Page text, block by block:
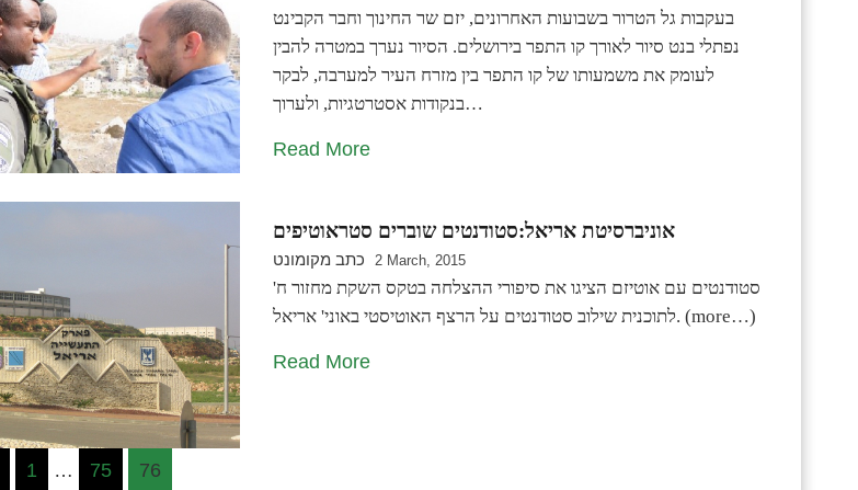
בעקבות גל הטרור בשבועות האחרונים, יזם שר החינוך וחבר הקבינט
נפתלי בנט סיור לאורך קו התפר בירושלים. הסיור נערך במטרה להבין
לעומק את משמעותו של קו התפר בין מזרח העיר למערבה, לבקר
בנקודות אסטרטגיות, ולערוך…
Read More
אוניברסיטת אריאל:סטודנטים שוברים סטראוטיפים
כתב מקומונט 2 March, 2015
סטודנטים עם אוטיזם הציגו את סיפורי ההצלחה בטקס השקת מחזור ח'
לתוכנית שילוב סטודנטים על הרצף האוטיסטי באוני' אריאל. (more…)
Read More
1 … 75 76